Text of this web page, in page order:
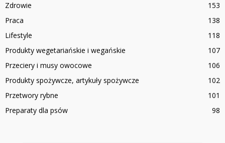
Zdrowie
153
Praca
138
Lifestyle
118
Produkty wegetariańskie i wegańskie
107
Przeciery i musy owocowe
106
Produkty spożywcze, artykuły spożywcze
102
Przetwory rybne
101
Preparaty dla psów
98